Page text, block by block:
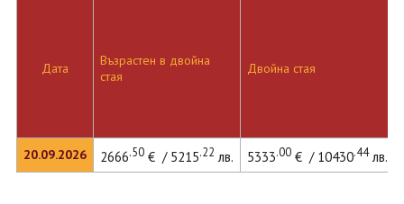
Дата
20.09.2026
Възрастен в двойна
стая
Двойна стая
2666.50€ / 5215.22 лв. 5333.00€ / 10430.44лв.